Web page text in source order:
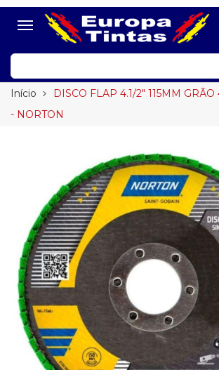
Início
DISCO FLAP 4.1/2" 115MM
- NORTON